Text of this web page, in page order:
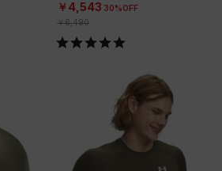
NISEX）
￥4,543 30%OFF
￥6,490